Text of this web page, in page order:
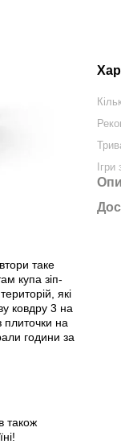
таке
купа зіп-
які
ковдру 3 на
плиточки на
години за
також